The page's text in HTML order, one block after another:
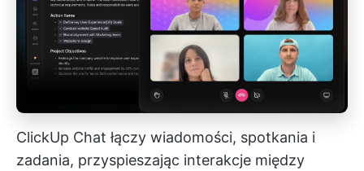
ClickUp Chat łączy wiadomości, spotkania i
zadania, przyspieszając interakcje między